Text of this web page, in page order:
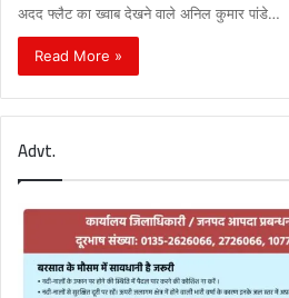
अदद फ्लैट का ख्वाब देखने वाले अनिल कुमार पांडे…
Read More »
Advt.